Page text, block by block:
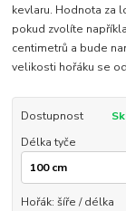
kevlaru. Hodnota za
pokud zvolíte
centimetrů a bude
velikosti hořáku se
Dostupnost
Délka tyče
Hořák: šíře / délka